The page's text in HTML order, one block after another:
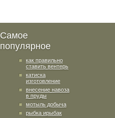
Самое
популярное
как правильно
ставить вентерь
катиска
изготовление
внесение навоза
в пруды
мотыль добыча
рыбка ирыбак